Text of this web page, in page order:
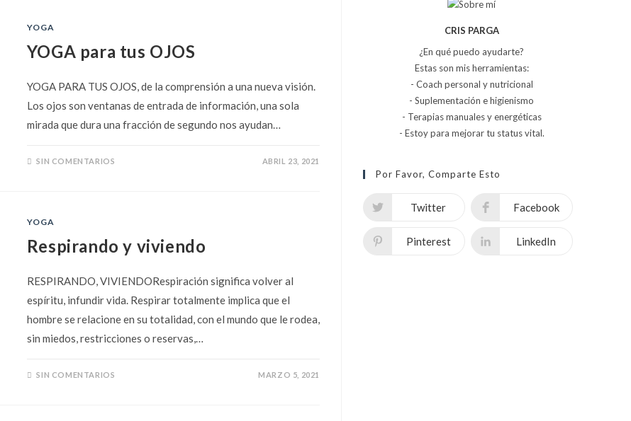
YOGA
YOGA para tus OJOS
YOGA PARA TUS OJOS, de la comprensión a una nueva visión.
Los ojos son ventanas de entrada de información, una sola
mirada que dura una fracción de segundo nos ayudan…
SIN COMENTARIOS ABRIL 23, 2021
YOGA
Respirando y viviendo
RESPIRANDO, VIVIENDORespiración significa volver al
espíritu, infundir vida. Respirar totalmente implica que el
hombre se relacione en su totalidad, con el mundo que le rodea,
sin miedos, restricciones o reservas,…
SIN COMENTARIOS MARZO 5, 2021
CRIS PARGA
¿En qué puedo ayudarte?
Estas son mis herramientas:
- Coach personal y nutricional
- Suplementación e higienismo
- Terapias manuales y energéticas
- Estoy para mejorar tu status vital.
Por Favor, Comparte Esto
Twitter Facebook
Pinterest LinkedIn